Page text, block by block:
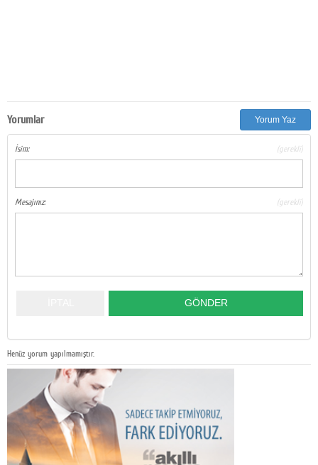
Yorumlar Yorum Yaz
İsim: (gerekli)
Mesajınız: (gerekli)
Henüz yorum yapılmamıştır.